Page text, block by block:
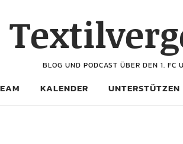
BLOG UND PODCAST ÜBER DEN 1. FC
KALENDER UNTERSTÜTZEN